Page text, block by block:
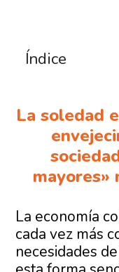
Índice
La soledad
mayores»
La economía
cada vez más
necesidades